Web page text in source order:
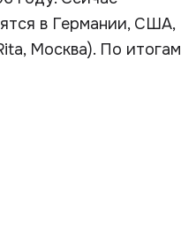
в Германии, США,
Москва). По итогам